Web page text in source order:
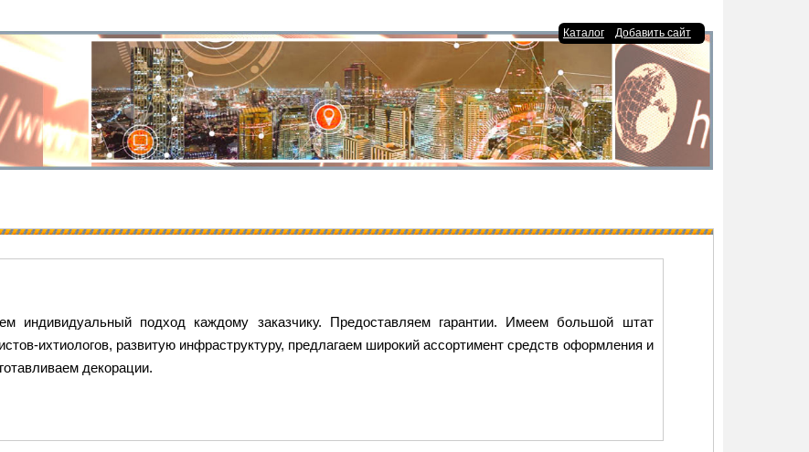
Каталог| Добавить сайт
индивидуальный подход каждому заказчику. Предоставляем гарантии. Имеем большой штат
ихтиологов, развитую инфраструктуру, предлагаем широкий ассортимент средств оформления и
декорации.